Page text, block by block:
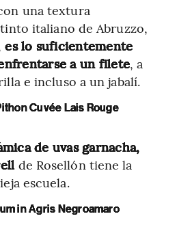
una textura
italiano de Abruzzo,
es lo suficientemente
a un filete, a
e incluso a un jabalí.
Cuvée Lais Rouge
de uvas garnacha,
de Rosellón tiene la
escuela.
in Agris Negroamaro